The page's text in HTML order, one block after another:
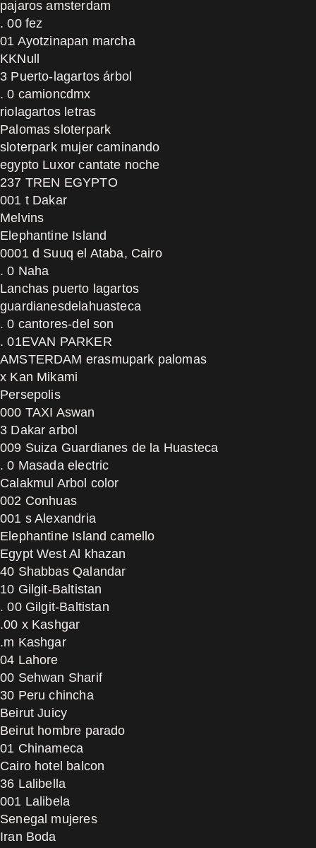
pajaros amsterdam
. 00 fez
01 Ayotzinapan marcha
KKNull
3 Puerto-lagartos árbol
. 0 camioncdmx
riolagartos letras
Palomas sloterpark
sloterpark mujer caminando
egypto Luxor cantate noche
237 TREN EGYPTO
001 t Dakar
Melvins
Elephantine Island
0001 d Suuq el Ataba, Cairo
. 0 Naha
Lanchas puerto lagartos
guardianesdelahuasteca
. 0 cantores-del son
. 01EVAN PARKER
AMSTERDAM erasmupark palomas
x Kan Mikami
Persepolis
000 TAXI Aswan
3 Dakar arbol
009 Suiza Guardianes de la Huasteca
. 0 Masada electric
Calakmul Arbol color
002 Conhuas
001 s Alexandria
Elephantine Island camello
Egypt West Al khazan
40 Shabbas Qalandar
10 Gilgit-Baltistan
. 00 Gilgit-Baltistan
.00 x Kashgar
.m Kashgar
04 Lahore
00 Sehwan Sharif
30 Peru chincha
Beirut Juicy
Beirut hombre parado
01 Chinameca
Cairo hotel balcon
36 Lalibella
001 Lalibela
Senegal mujeres
Iran Boda